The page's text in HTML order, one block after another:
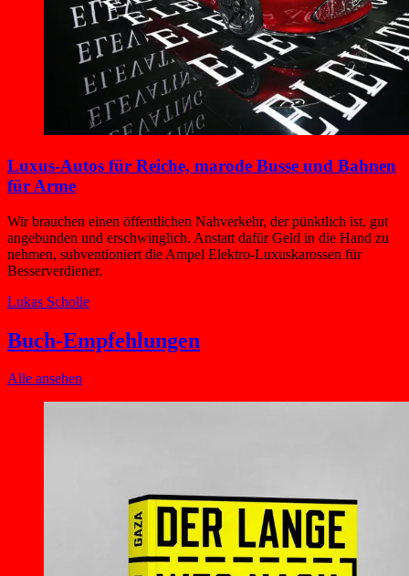
Luxus-Autos für Reiche, marode Busse und Bahnen
für Arme
Wir brauchen einen öffentlichen Nahverkehr, der pünktlich ist, gut
angebunden und erschwinglich. Anstatt dafür Geld in die Hand zu
nehmen, subventioniert die Ampel Elektro-Luxuskarossen für
Besserverdiener.
Lukas Scholle
Buch-Empfehlungen
Alle ansehen